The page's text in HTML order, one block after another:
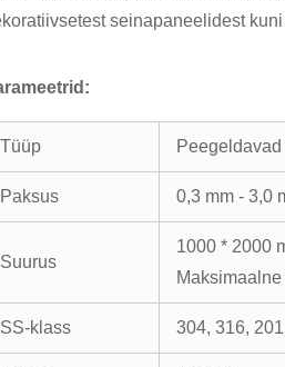
seinapaneelidest
Tüüp
Paksus 0,3 mm - 3,0
Suurus
1000 * 2000
SS-klass 304, 316,